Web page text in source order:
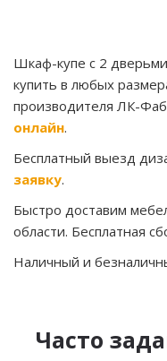
Шкаф-купе c 2
купить в любых
производителя ЛК-
онлайн.
Бесплатный выезд
заявку.
Быстро доставим
области. Бесплатная
Наличный и
Часто